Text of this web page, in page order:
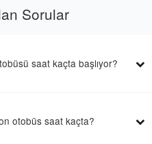
Sorular
saat kaçta başlıyor?
otobüs saat kaçta?